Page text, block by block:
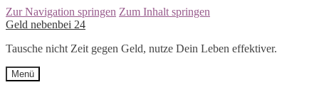
Zur Navigation springen Zum Inhalt springen
Geld nebenbei 24
Tausche nicht Zeit gegen Geld, nutze Dein Leben effektiver.
Menü